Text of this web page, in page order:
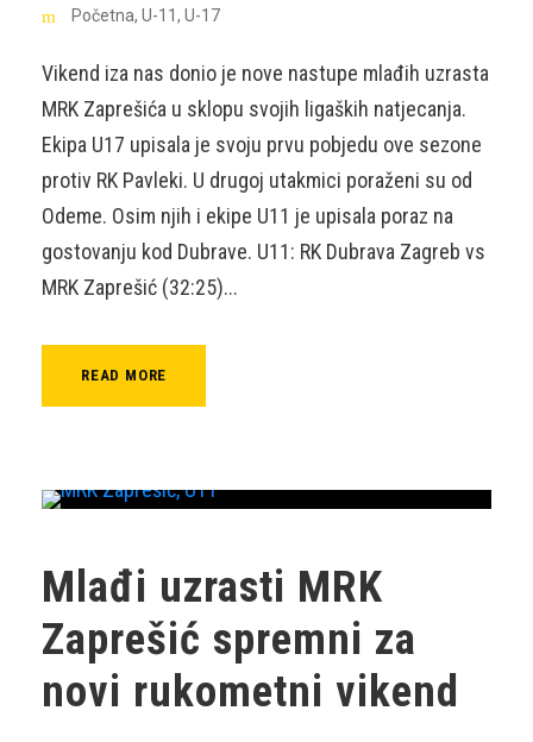
Početna, U-11 , U-17
Vikend iza nas donio je nove nastupe mlađih uzrasta
MRK Zaprešića u sklopu svojih ligaških natjecanja.
Ekipa U17 upisala je svoju prvu pobjedu ove sezone
protiv RK Pavleki. U drugoj utakmici poraženi su od
Odeme. Osim njih i ekipe U11 je upisala poraz na
gostovanju kod Dubrave. U11: RK Dubrava Zagreb vs
MRK Zaprešić (32:25)...
READ MORE
Mlađi uzrasti MRK
Zaprešić spremni za
novi rukometni vikend